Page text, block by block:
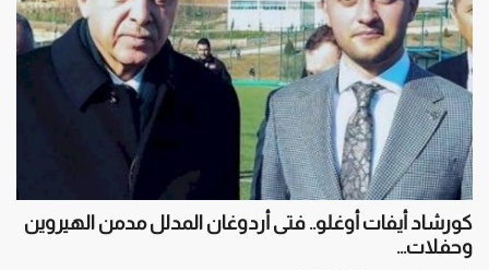
كورشاد أيفات أوغلو.. فتى أردوغان المدلل مدمن الهيروين
وحفلات...